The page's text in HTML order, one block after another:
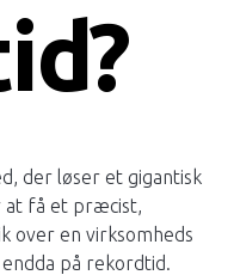
der løser et gigantisk
at få et præcist,
over en virksomheds
på rekordtid.